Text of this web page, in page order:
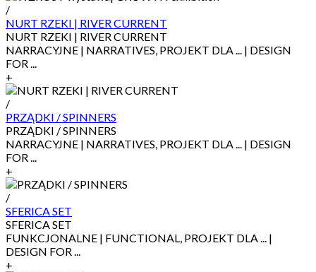
/
NURT RZEKI | RIVER CURRENT
NURT RZEKI | RIVER CURRENT
NARRACYJNE | NARRATIVES, PROJEKT DLA ... | DESIGN
FOR ...
+
/
PRZĄDKI / SPINNERS
PRZĄDKI / SPINNERS
NARRACYJNE | NARRATIVES, PROJEKT DLA ... | DESIGN
FOR ...
+
/
SFERICA SET
SFERICA SET
FUNKCJONALNE | FUNCTIONAL, PROJEKT DLA ... |
DESIGN FOR ...
+